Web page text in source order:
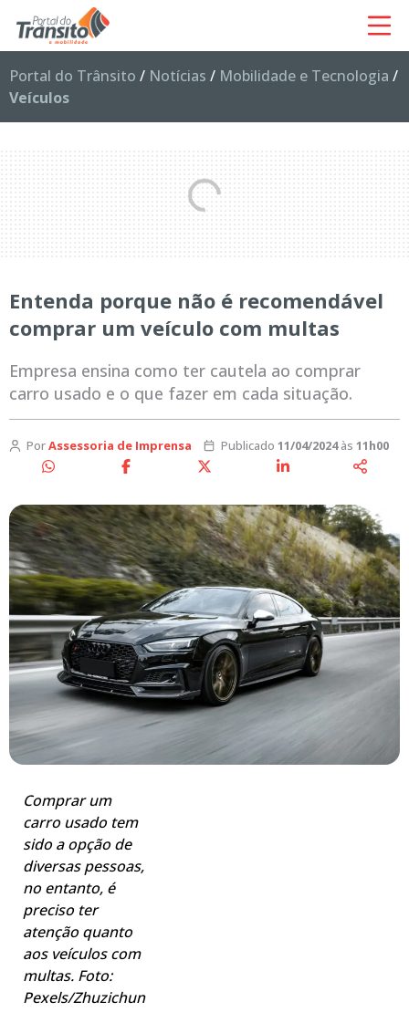
Portal do Trânsito / Notícias / Mobilidade e Tecnologia /
Veículos
Entenda porque não é recomendável
comprar um veículo com multas
Empresa ensina como ter cautela ao comprar
carro usado e o que fazer em cada situação.
PorAssessoria de Imprensa Publicado 11/04/2024às 11h00
Comprar um
carro usado tem
sido a opção de
diversas pessoas,
no entanto, é
preciso ter
atenção quanto
aos veículos com
multas. Foto:
Pexels/Zhuzichun